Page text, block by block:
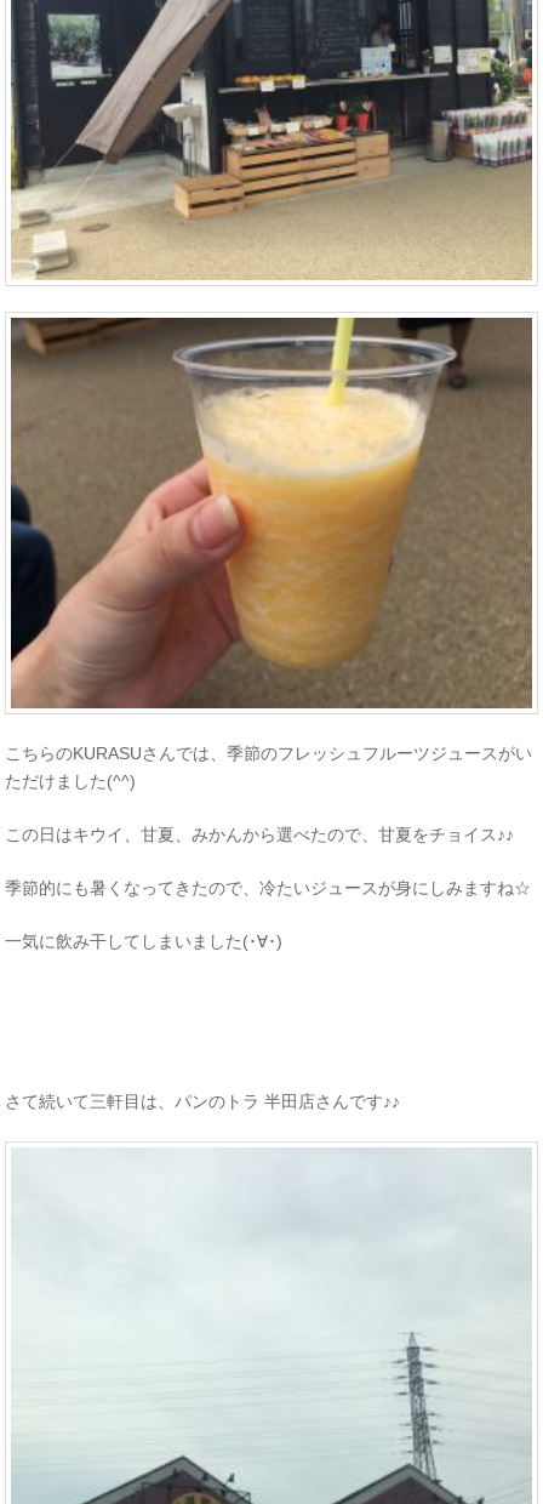
こちらのKURASUさんでは、季節のフレッシュフルーツジュースがい
ただけました(^^)
この日はキウイ、甘夏、みかんから選べたので、甘夏をチョイス♪♪
季節的にも暑くなってきたので、冷たいジュースが身にしみますね☆
一気に飲み干してしまいました(･∀･)
さて続いて三軒目は、パンのトラ 半田店さんです♪♪